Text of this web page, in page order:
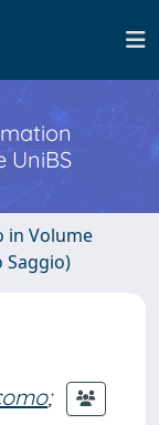
UniBS
in Volume
Saggio)
;